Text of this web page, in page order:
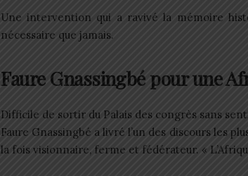
Une intervention qui a ravivé la mémoire
nécessaire que jamais.
Faure Gnassingbé pour une
Difficile de sortir du Palais des congrès sans
Faure Gnassingbé a livré l’un des discours les
la fois visionnaire, ferme et fédérateur. «